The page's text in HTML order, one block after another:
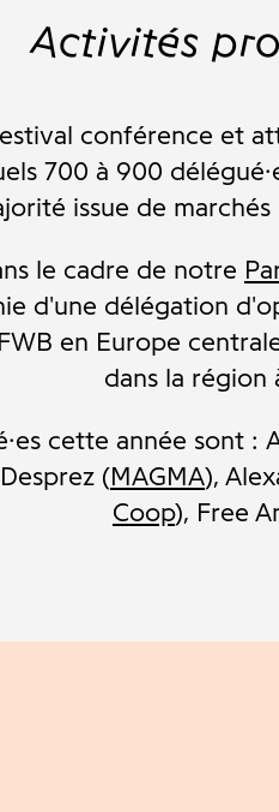
Activités
conférence et
700 à 900
issue de
le cadre de notre
d'une délégation
en Europe
dans la région
cette année sont:
(MAGMA),
Coop), Free